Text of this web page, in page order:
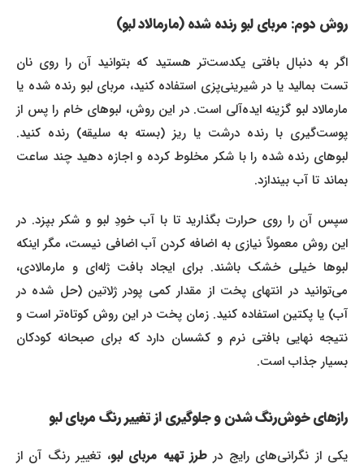
روش دوم: مربای لبو رنده شده (مارمالاد لبو)
اگر به دنبال بافتی یکدست‌تر هستید که بتوانید آن را روی نان
تست بمالید یا در شیرینی‌پزی استفاده کنید، مربای لبو رنده شده یا
مارمالاد لبو گزینه ایده‌آلی است. در این روش، لبوهای خام را پس از
پوست‌گیری با رنده درشت یا ریز (بسته به سلیقه) رنده کنید.
لبوهای رنده شده را با شکر مخلوط کرده و اجازه دهید چند ساعت
بماند تا آب بیندازد.
سپس آن را روی حرارت بگذارید تا با آب خودِ لبو و شکر بپزد. در
این روش معمولاً نیازی به اضافه کردن آب اضافی نیست، مگر اینکه
لبوها خیلی خشک باشند. برای ایجاد بافت ژله‌ای و مارمالادی،
می‌توانید در انتهای پخت از مقدار کمی پودر ژلاتین (حل شده در
آب) یا پکتین استفاده کنید. زمان پخت در این روش کوتاه‌تر است و
نتیجه نهایی بافتی نرم و کشسان دارد که برای صبحانه کودکان
بسیار جذاب است.
رازهای خوش‌رنگ شدن و جلوگیری از تغییر رنگ مربای لبو
یکی از نگرانی‌های رایج در طرز تهیه مربای لبو ، تغییر رنگ آن از